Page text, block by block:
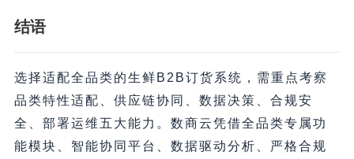
结语
选择适配全品类的生鲜B2B订货系统，需重点考察
品类特性适配、供应链协同、数据决策、合规安
全、部署运维五大能力。数商云凭借全品类专属功
能模块、智能协同平台、数据驱动分析、严格合规